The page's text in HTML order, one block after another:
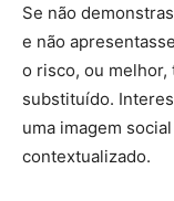
Se não
e não
o risco, ou
substituído.
uma imagem
contextualizado.